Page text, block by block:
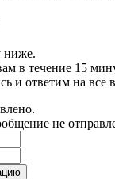
ниже.
в течение 15
и ответим на все
не